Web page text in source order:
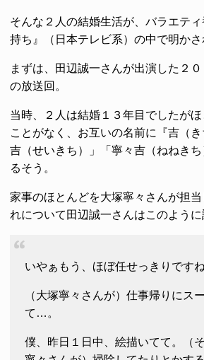
そんな２人の結婚生活が、バラエテ
持ち』（日本テレビ系）の中で明かさ
まずは、田辺誠一さんが出演した２
の放送回。
当時、２人は結婚１３年目でしたが
ことがなく、お互いの名前に『吉（
吉（せいきち）」「寧々吉（ねねき
るそう。
家事のほとんどを大塚寧々さんが担
れについて田辺誠一さんはこのように
いやぁもう、ほぼ任せっきりですね
（大塚寧々さんが）仕事帰りにス
て…。
僕、昨日１日中、絵描いてて。（